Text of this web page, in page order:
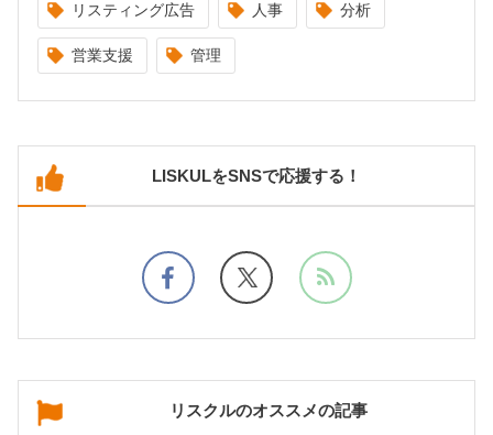
リスティング広告 人事 分析
営業支援 管理
LISKULをSNSで応援する！
リスクルのオススメの記事